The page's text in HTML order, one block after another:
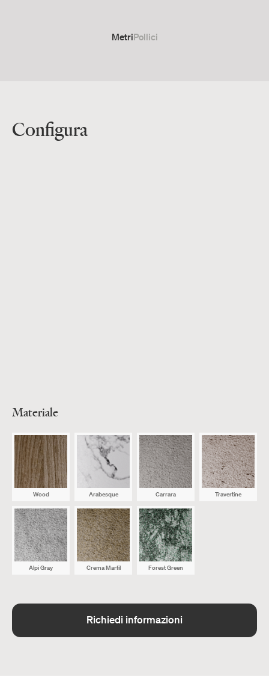
MetriPollici
Configura
Materiale
Wood Arabesque Carrara Travertine
Alpi Gray Crema Marfil Forest Green
Richiedi informazioni